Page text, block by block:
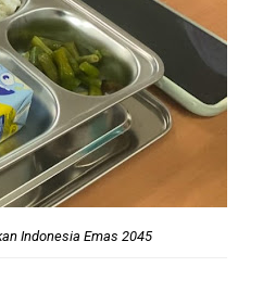
Indonesia Emas 2045